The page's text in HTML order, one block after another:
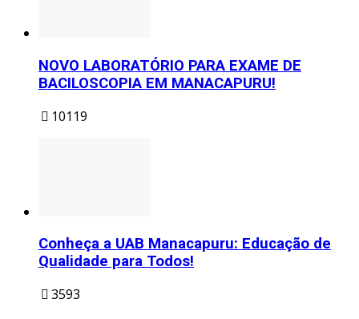
NOVO LABORATÓRIO PARA EXAME DE
BACILOSCOPIA EM MANACAPURU!
10119
Conheça a UAB Manacapuru: Educação de
Qualidade para Todos!
3593